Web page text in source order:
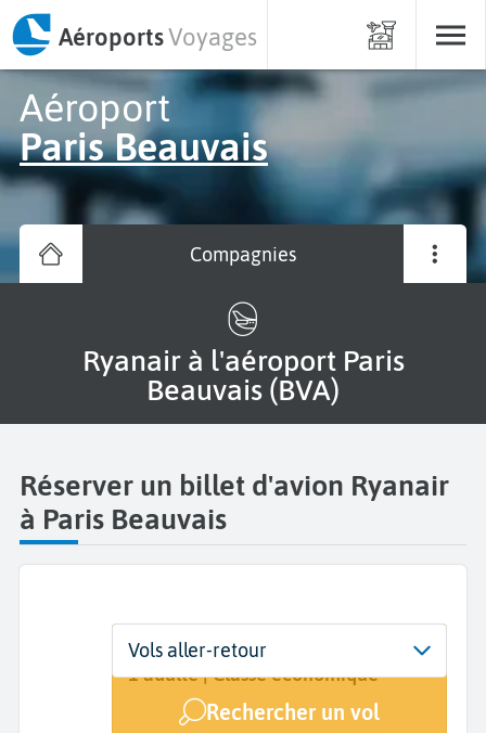
AéroportsVoyages
Aéroport
Paris Beauvais
Compagnies
Ryanair à l'aéroport Paris
Beauvais (BVA)
Réserver un billet d'avion Ryanair
à Paris Beauvais
Départ
Paris Beauvais (BVA)
Dates
Dates de votre voyage
Voyageurs | Classe
1 adulte | Classe économique
Rechercher un vol
Vols aller-retour